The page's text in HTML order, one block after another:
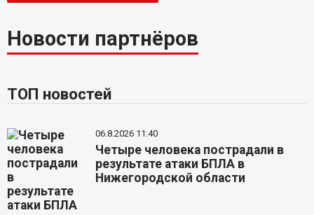
Новости партнёров
ТОП новостей
06.8.2026 11:40
Четыре человека пострадали в
результате атаки БПЛА в
Нижегородской области